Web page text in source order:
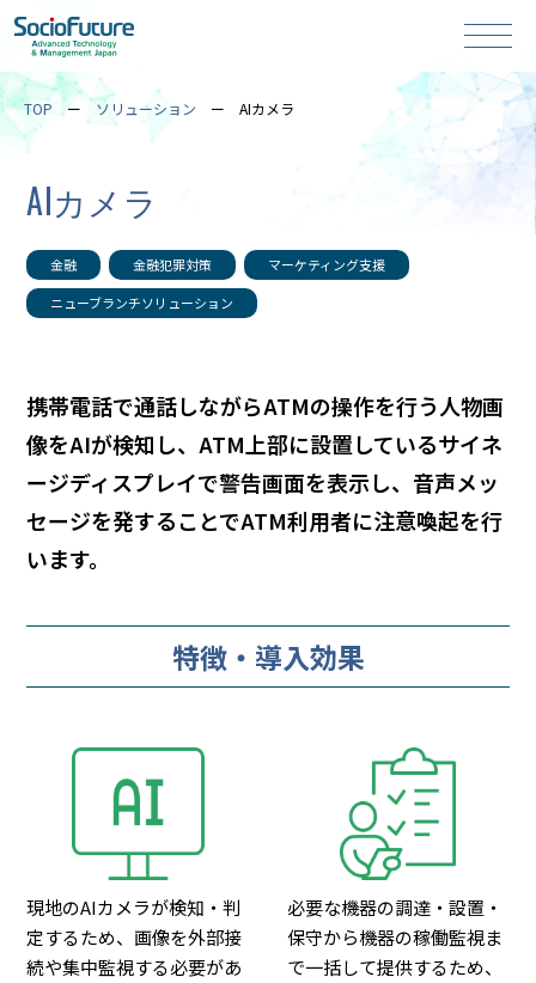
TOP ソリューション AIカメラ
AIカメラ
金融 金融犯罪対策
マーケティング支援
ニューブランチソリューション
携帯電話で通話しながらATMの操作を行う人物画
像をAIが検知し、ATM上部に設置しているサイネ
ージディスプレイで警告画面を表示し、音声メッ
セージを発することでATM利用者に注意喚起を行
います。
特徴・導入効果
現地のAIカメラが検知・判
定するため、画像を外部接
続や集中監視する必要があ
必要な機器の調達・設置・
保守から機器の稼働監視ま
で一括して提供するため、